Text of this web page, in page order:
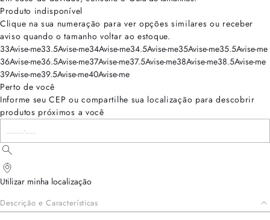
Produto indisponível
Clique na sua numeração para ver opções similares ou receber
aviso quando o tamanho voltar ao estoque.
33Avise-me33.5Avise-me34Avise-me34.5Avise-me35Avise-me35.5Avise-me
36Avise-me36.5Avise-me37Avise-me37.5Avise-me38Avise-me38.5Avise-me
39Avise-me39.5Avise-me40Avise-me
Perto de você
Informe seu CEP ou compartilhe sua localização para descobrir
produtos próximos a você
Utilizar minha localização
Descrição e Características